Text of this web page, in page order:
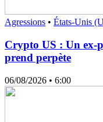
Agressions • États-Unis
Crypto US : Un ex-
prend perpète
06/08/2026 • 6:00